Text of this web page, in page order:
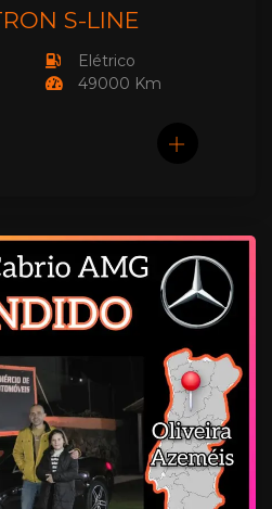
S-LINE
Elétrico
49000 Km